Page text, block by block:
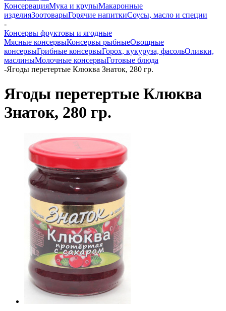
КонсервацияМука и крупыМакаронные
изделияЗоотоварыГорячие напиткиСоусы, масло и специи
-
Консервы фруктовы и ягодные
Мясные консервыКонсервы рыбныеОвощные
консервыГрибные консервыГорох, кукуруза, фасольОливки,
маслиныМолочные консервыГотовые блюда
-Ягоды перетертые Клюква Знаток, 280 гр.
Ягоды перетертые Клюква
Знаток, 280 гр.